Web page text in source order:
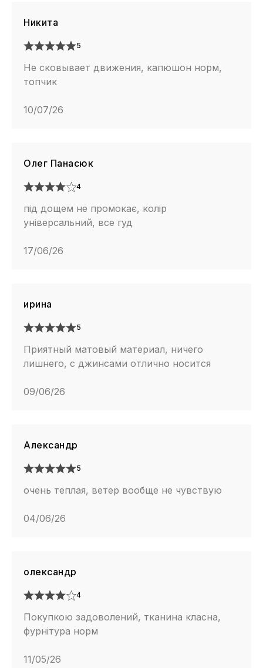
Никита
5
Не сковывает движения, капюшон норм,
топчик
10/07/26
Олег Панасюк
4
під дощем не промокає, колір
універсальний, все гуд
17/06/26
ирина
5
Приятный матовый материал, ничего
лишнего, с джинсами отлично носится
09/06/26
Александр
5
очень теплая, ветер вообще не чувствую
04/06/26
олександр
4
Покупкою задоволений, тканина класна,
фурнітура норм
11/05/26